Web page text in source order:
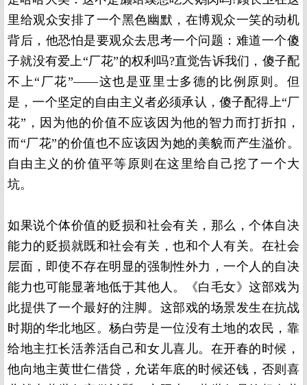
里给观众安排了一个黑色幽默，在博观众一笑的动机
背后，他恐怕是要观众去思考一个问题：难道一个傻
子就没有爱上“厂花”的权利吗?直觉告诉我们，傻子配
不上“厂花”——这也是亚里士多德的比例原则。但
是，一个坚定的自由主义者必须承认，傻子配得上“厂
花”，因为他的价值不应该因为他的智力而打折扣，
而“厂花”的价值也不应该因为她的美貌而产生溢价。
自由主义的价值平等原则在这里给自己挖了一个大
坑。
如果说个体价值的贬损和社会有关，那么，个体自决
能力的贬损就既和社会有关，也和个人有关。在社会
层面，即使不存在明显的强制性外力，一个人的自决
能力也可能显著地低于其他人。《白毛女》这部戏为
此提供了一个最好的注脚。这部戏的场景发生在抗战
时期的华北地区。杨白劳是一位没有土地的农民，靠
给地主扛长活养活自己和女儿喜儿。在开春的时候，
他向地主黄世仁借贷，允诺年底的时候还钱，否则喜